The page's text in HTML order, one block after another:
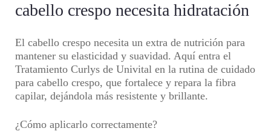
cabello crespo necesita hidratación
El cabello crespo necesita un extra de nutrición para
mantener su elasticidad y suavidad. Aquí entra el
Tratamiento Curlys de Univital en la rutina de cuidado
para cabello crespo, que fortalece y repara la fibra
capilar, dejándola más resistente y brillante.
¿Cómo aplicarlo correctamente?